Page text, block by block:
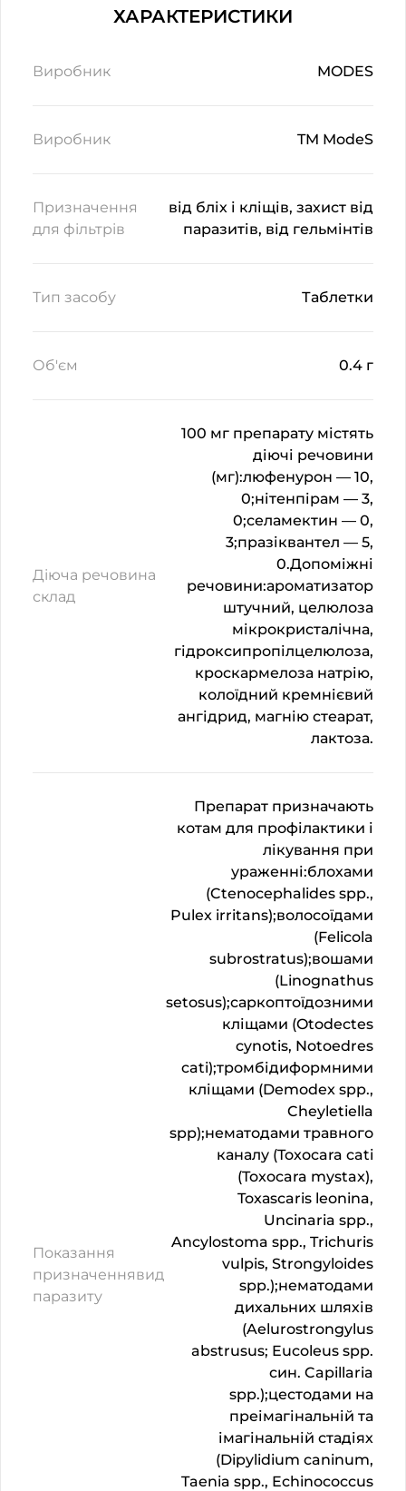
ХАРАКТЕРИСТИКИ
Виробник MODES
Виробник TM ModeS
Призначення
для фільтрів
від бліх і кліщів, захист від
паразитів, від гельмінтів
Тип засобу Таблетки
Об'єм 0.4 г
Діюча речовина
склад
100 мг препарату містять
діючі речовини
(мг):люфенурон — 10,
0;нітенпірам — 3,
0;селамектин — 0,
3;празіквантел — 5,
0.Допоміжні
речовини:ароматизатор
штучний, целюлоза
мікрокристалічна,
гідроксипропілцелюлоза,
кроскармелоза натрію,
колоїдний кремнієвий
ангідрид, магнію стеарат,
лактоза.
Показання
призначеннявид
паразиту
Препарат призначають
котам для профілактики і
лікування при
ураженні:блохами
(Ctenocephalides spp.,
Pulex irritans);волосоїдами
(Felicola
subrostratus);вошами
(Linognathus
setosus);саркоптоїдозними
кліщами (Otodectes
cynotis, Notoedres
cati);тромбідиформними
кліщами (Demodex spр.,
Cheyletiella
spр);нематодами травного
каналу (Toxocara cati
(Toxocara mystax),
Toxаscaris leonina,
Uncinaria spp.,
Ancylostoma spp., Trichuris
vulpis, Strongyloides
spp.);нематодами
дихальних шляхів
(Aelurostrongylus
abstrusus; Eucoleus spp.
син. Capillaria
spp.);цестодами на
преімагінальній та
імагінальній стадіях
(Dipylidium caninum,
Taenia spp., Echinococcus